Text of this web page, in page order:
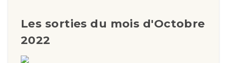
Les sorties du mois d'Octobre
2022